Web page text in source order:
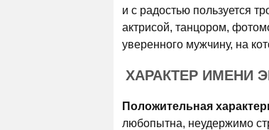
и с радостью пользуется
актрисой, танцором,
уверенного мужчину, на
ХАРАКТЕР ИМЕНИ
Положительная
любопытна, неудержимо